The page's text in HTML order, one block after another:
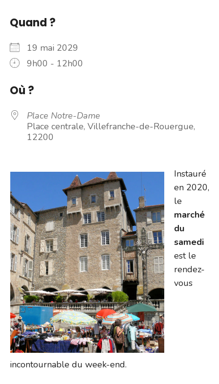
Quand ?
19 mai 2029
9h00 - 12h00
Où ?
Place Notre-Dame
Place centrale, Villefranche-de-Rouergue,
12200
Instauré
en 2020,
le
marché
du
samedi
est le
rendez-
vous
incontournable du week-end.